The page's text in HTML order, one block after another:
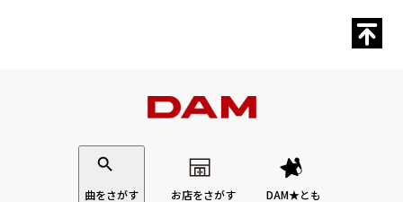
曲をさがす お店をさがす DAM★とも